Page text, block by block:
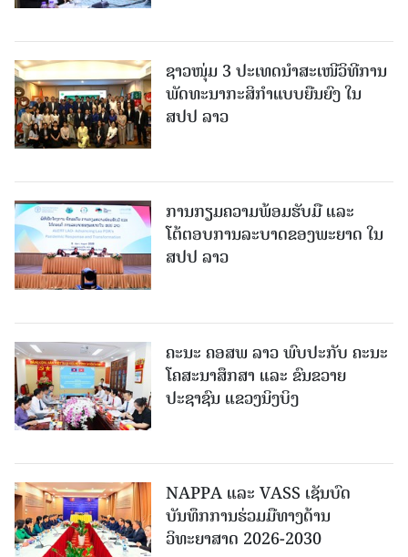
ຊາວໜຸ່ມ 3 ປະເທດນຳສະເໜີວິທີການ
ພັດທະນາກະສິກຳແບບຍືນຍົງ ໃນ
ສປປ ລາວ
ການກຽມຄວາມພ້ອມຮັບມື ແລະ
ໂຕ້ຕອບການລະບາດຂອງພະຍາດ ໃນ
ສປປ ລາວ
ຄະນະ ຄອສພ ລາວ ພົບປະກັບ ຄະນະ
ໂຄສະນາສຶກສາ ແລະ ຂົນຂວາຍ
ປະຊາຊົນ ແຂວງນິງບິງ
NAPPA ແລະ VASS ເຊັນບົດ
ບັນທຶກການຮ່ວມມືທາງດ້ານ
ວິທະຍາສາດ 2026-2030